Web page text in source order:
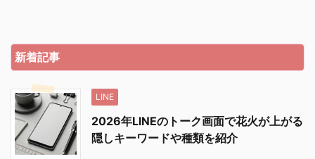
新着記事
LINE
2026年LINEのトーク画面で花火が上がる
隠しキーワードや種類を紹介